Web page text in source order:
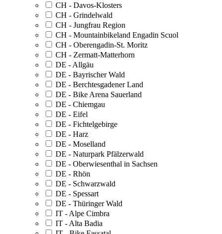
CH - Davos-Klosters
CH - Grindelwald
CH - Jungfrau Region
CH - Mountainbikeland Engadin Scuol
CH - Oberengadin-St. Moritz
CH - Zermatt-Matterhorn
DE - Allgäu
DE - Bayrischer Wald
DE - Berchtesgadener Land
DE - Bike Arena Sauerland
DE - Chiemgau
DE - Eifel
DE - Fichtelgebirge
DE - Harz
DE - Moselland
DE - Naturpark Pfälzerwald
DE - Oberwiesenthal in Sachsen
DE - Rhön
DE - Schwarzwald
DE - Spessart
DE - Thüringer Wald
IT - Alpe Cimbra
IT - Alta Badia